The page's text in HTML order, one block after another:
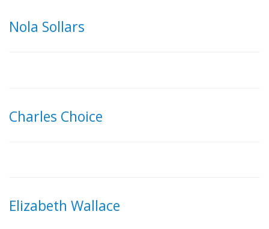
Nola Sollars
Charles Choice
Elizabeth Wallace